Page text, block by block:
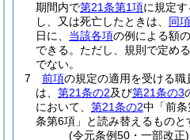
期間内で第21条第1項に規定
し、又は死亡したときは、 同項
日に、 当該各項の例による額
できる。 ただし、規則で定め
でない。
7
前項の規定の適用を受ける
は、 第21条の2及び第21条の3
において、 第21条の2中「前
条第6項」と読み替えるものと
(令元条例50・一部改正)